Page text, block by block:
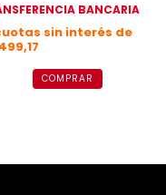
BANCARIA
sin interés de
COMPRAR